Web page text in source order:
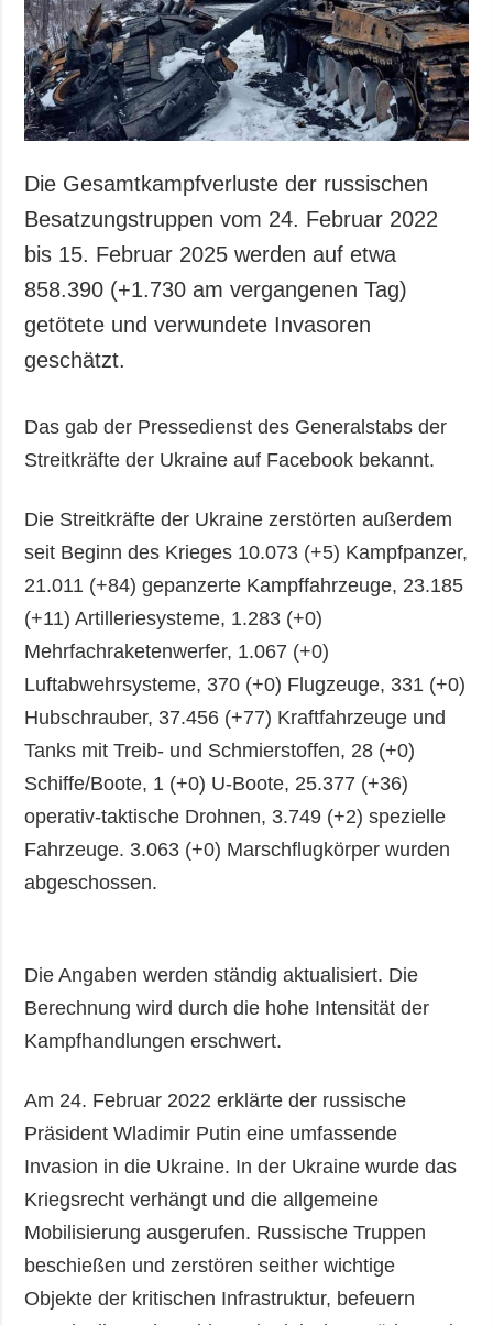
Gesellschaft und
Kultur
Sport
Kriminalität
Notstand und
ZUSÄTZLICH
Veröffentlichungen
Interview
Fotos
Video
LEISTUNGEN
Abonnement
Fotobank
Die Gesamtkampfverluste der russischen
Besatzungstruppen vom 24. Februar 2022
bis 15. Februar 2025 werden auf etwa
858.390 (+1.730 am vergangenen Tag)
getötete und verwundete Invasoren
geschätzt.
Das gab der Pressedienst des Generalstabs der
Streitkräfte der Ukraine auf Facebook bekannt.
Die Streitkräfte der Ukraine zerstörten außerdem
seit Beginn des Krieges 10.073 (+5) Kampfpanzer,
21.011 (+84) gepanzerte Kampffahrzeuge, 23.185
(+11) Artilleriesysteme, 1.283 (+0)
Mehrfachraketenwerfer, 1.067 (+0)
Luftabwehrsysteme, 370 (+0) Flugzeuge, 331 (+0)
Hubschrauber, 37.456 (+77) Kraftfahrzeuge und
Tanks mit Treib- und Schmierstoffen, 28 (+0)
Schiffe/Boote, 1 (+0) U-Boote, 25.377 (+36)
operativ-taktische Drohnen, 3.749 (+2) spezielle
Fahrzeuge. 3.063 (+0) Marschflugkörper wurden
abgeschossen.
Die Angaben werden ständig aktualisiert. Die
Berechnung wird durch die hohe Intensität der
Kampfhandlungen erschwert.
Am 24. Februar 2022 erklärte der russische
Präsident Wladimir Putin eine umfassende
Invasion in die Ukraine. In der Ukraine wurde das
Kriegsrecht verhängt und die allgemeine
Mobilisierung ausgerufen. Russische Truppen
beschießen und zerstören seither wichtige
Objekte der kritischen Infrastruktur, befeuern